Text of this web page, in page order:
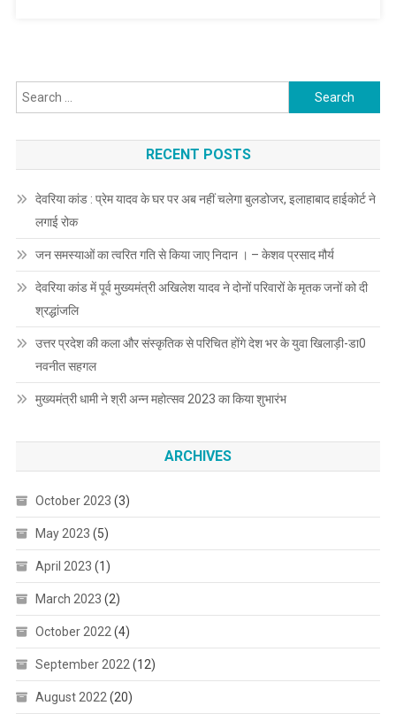
Search
for:
RECENT POSTS
देवरिया कांड : प्रेम यादव के घर पर अब नहीं चलेगा बुलडोजर, इलाहाबाद हाईकोर्ट ने
लगाई रोक
जन समस्याओं का त्वरित गति से किया जाए निदान । – केशव प्रसाद मौर्य
देवरिया कांड में पूर्व मुख्यमंत्री अखिलेश यादव ने दोनों परिवारों के मृतक जनों को दी
श्रद्धांजलि
उत्तर प्रदेश की कला और संस्कृतिक से परिचित होंगे देश भर के युवा खिलाड़ी-डा0
नवनीत सहगल
मुख्यमंत्री धामी ने श्री अन्न महोत्सव 2023 का किया शुभारंभ
ARCHIVES
October 2023 (3)
May 2023 (5)
April 2023 (1)
March 2023 (2)
October 2022 (4)
September 2022 (12)
August 2022 (20)